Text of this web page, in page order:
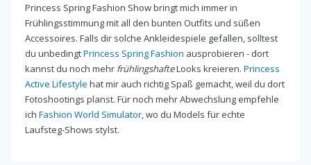
Princess Spring Fashion Show bringt mich immer in
Frühlingsstimmung mit all den bunten Outfits und süßen
Accessoires. Falls dir solche Ankleidespiele gefallen, solltest
du unbedingtPrincess Spring Fashion ausprobieren - dort
kannst du noch mehr frühlingshafteLooks kreieren. Princess
Active Lifestyle hat mir auch richtig Spaß gemacht, weil du dort
Fotoshootings planst. Für noch mehr Abwechslung empfehle
ich Fashion World Simulator, wo du Models für echte
Laufsteg-Shows stylst.